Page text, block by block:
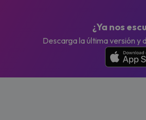
¿Ya nos
Descarga la última versión y